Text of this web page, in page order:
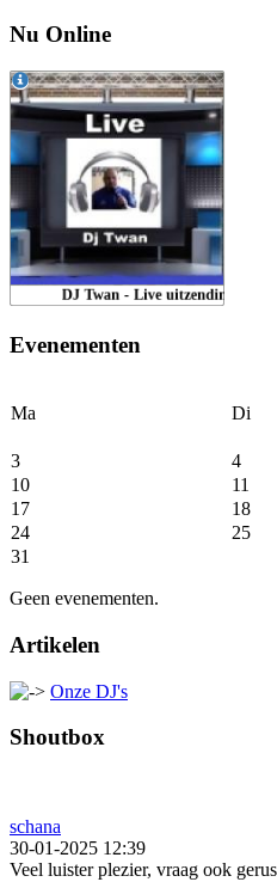
Nu Online
Evenementen
Ma
Di
3
4
10
11
17
18
24
25
31
Geen evenementen.
Artikelen
Onze DJ's
Shoutbox
schana
30-01-2025 12:39
Veel luister plezier, vraag ook